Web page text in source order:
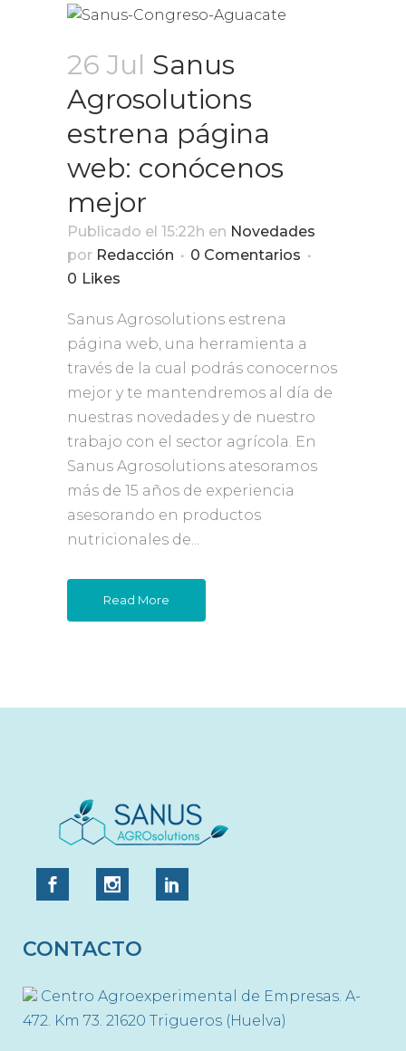
26 Jul Sanus
Agrosolutions
estrena página
web: conócenos
mejor
Publicado el 15:22h en Novedades
por Redacción
0 Comentarios
0 Likes
Sanus Agrosolutions estrena
página web, una herramienta a
través de la cual podrás conocernos
mejor y te mantendremos al día de
nuestras novedades y de nuestro
trabajo con el sector agrícola. En
Sanus Agrosolutions atesoramos
más de 15 años de experiencia
asesorando en productos
nutricionales de...
Read More
CONTACTO
Centro Agroexperimental de Empresas. A-
472. Km 73. 21620 Trigueros (Huelva)